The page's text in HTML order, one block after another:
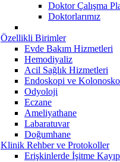
Doktor Çalışma
Doktorlarımız
Özellikli Birimler
Evde Bakım Hizmetleri
Hemodiyaliz
Acil Sağlık Hizmetleri
Endoskopi ve
Odyoloji
Eczane
Ameliyathane
Labaratuvar
Doğumhane
Klinik Rehber ve Protokoller
Erişkinlerde İşitme